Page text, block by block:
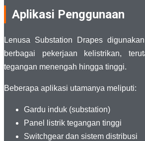
Aplikasi Penggunaan
Lenusa Substation Drapes
berbagai pekerjaan kelistrikan,
tegangan menengah hingga tinggi.
Beberapa aplikasi utamanya meliputi:
Gardu induk (substation)
Panel listrik tegangan tinggi
Switchgear dan sistem distribusi